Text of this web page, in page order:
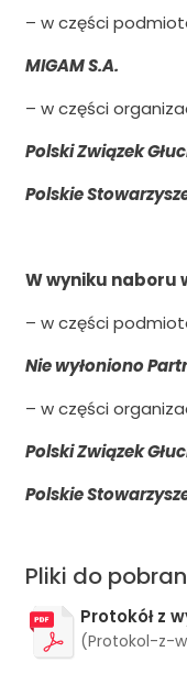
– w części
MIGAM S.A.
– w części
Polski Związek
Polskie
W wyniku naboru
– w części
Nie wyłoniono
– w części
Polski Związek
Polskie
Pliki do
Protokół z
(Protokol-z-